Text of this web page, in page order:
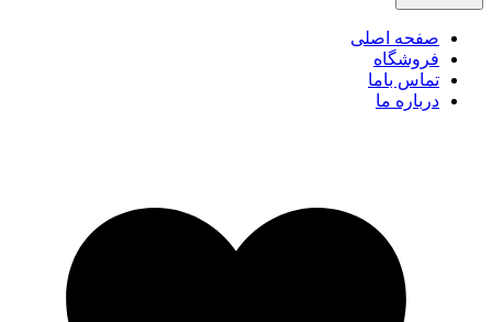
صفحه اصلی
فروشگاه
تماس باما
درباره ما